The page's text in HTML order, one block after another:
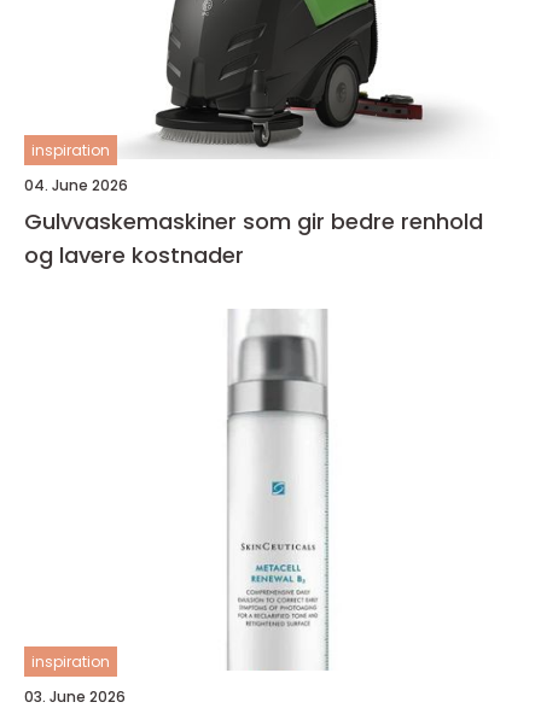
inspiration
04. June 2026
Gulvvaskemaskiner som gir bedre renhold
og lavere kostnader
inspiration
03. June 2026